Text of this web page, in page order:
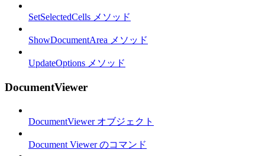
SetSelectedCells メソッド
ShowDocumentArea メソッド
UpdateOptions メソッド
DocumentViewer
DocumentViewer オブジェクト
Document Viewer のコマンド